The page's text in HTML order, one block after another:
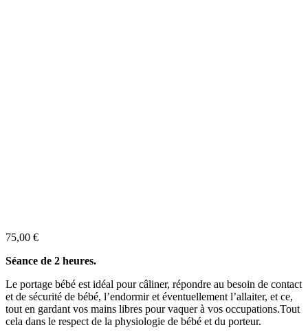
75,00 €
Séance de 2 heures.
Le portage bébé est idéal pour câliner, répondre au besoin de contact
et de sécurité de bébé, l’endormir et éventuellement l’allaiter, et ce,
tout en gardant vos mains libres pour vaquer à vos occupations.Tout
cela dans le respect de la physiologie de bébé et du porteur.